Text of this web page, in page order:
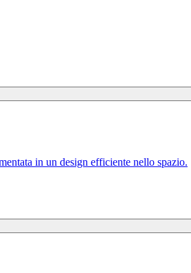
in un design efficiente nello spazio.